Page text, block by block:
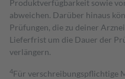
Produktverfügbarkeit sowie
abweichen. Darüber hinaus
Prüfungen, die zu deiner
Lieferfrist um die Dauer der
verlängern.
4Für verschreibungspflichtige